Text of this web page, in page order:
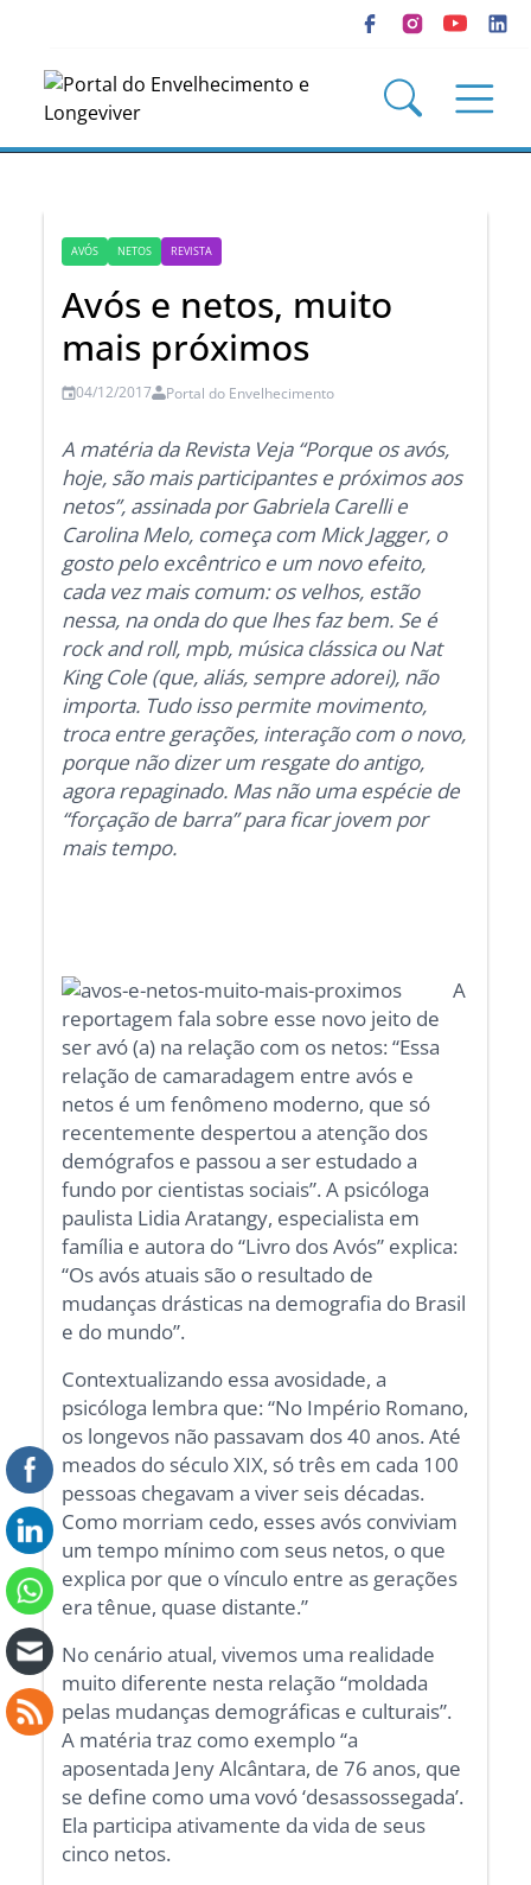
AVÓS NETOS REVISTA
Avós e netos, muito
mais próximos
04/12/2017 Portal do Envelhecimento
A matéria da Revista Veja “Porque os avós,
hoje, são mais participantes e próximos aos
netos”, assinada por Gabriela Carelli e
Carolina Melo, começa com Mick Jagger, o
gosto pelo excêntrico e um novo efeito,
cada vez mais comum: os velhos, estão
nessa, na onda do que lhes faz bem. Se é
rock and roll, mpb, música clássica ou Nat
King Cole (que, aliás, sempre adorei), não
importa. Tudo isso permite movimento,
troca entre gerações, interação com o novo,
porque não dizer um resgate do antigo,
agora repaginado. Mas não uma espécie de
“forçação de barra” para ficar jovem por
mais tempo.
A
reportagem fala sobre esse novo jeito de
ser avó (a) na relação com os netos: “Essa
relação de camaradagem entre avós e
netos é um fenômeno moderno, que só
recentemente despertou a atenção dos
demógrafos e passou a ser estudado a
fundo por cientistas sociais”. A psicóloga
paulista Lidia Aratangy, especialista em
família e autora do “Livro dos Avós” explica:
“Os avós atuais são o resultado de
mudanças drásticas na demografia do Brasil
e do mundo”.
Contextualizando essa avosidade, a
psicóloga lembra que: “No Império Romano,
os longevos não passavam dos 40 anos. Até
meados do século XIX, só três em cada 100
pessoas chegavam a viver seis décadas.
Como morriam cedo, esses avós conviviam
um tempo mínimo com seus netos, o que
explica por que o vínculo entre as gerações
era tênue, quase distante.”
No cenário atual, vivemos uma realidade
muito diferente nesta relação “moldada
pelas mudanças demográficas e culturais”.
A matéria traz como exemplo “a
aposentada Jeny Alcântara, de 76 anos, que
se define como uma vovó ‘desassossegada’.
Ela participa ativamente da vida de seus
cinco netos.